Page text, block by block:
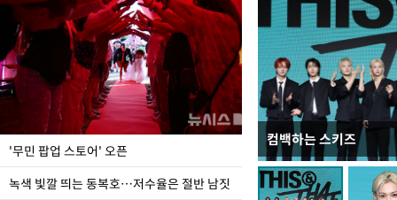
'무민 팝업 스토어' 오픈
녹색 빛깔 띄는 동복호…저수율은 절반 남짓
컴백하는 스키즈
지석천 뒤덮은 개구리